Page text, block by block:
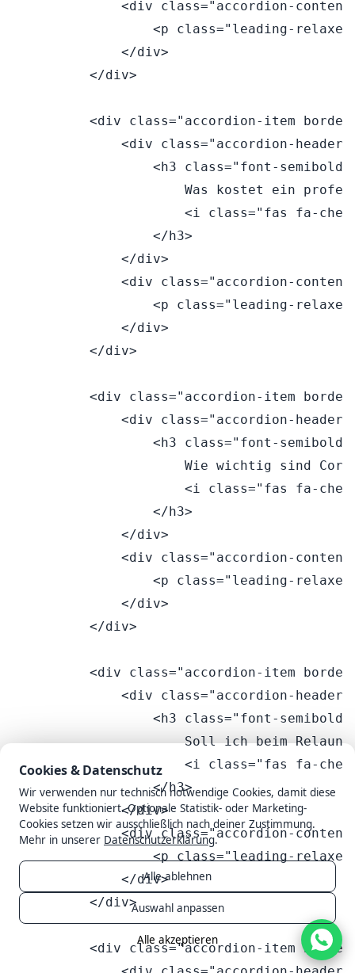
Cookies & Datenschutz
Wir verwenden nur technisch notwendige Cookies, damit diese
Website funktioniert. Optionale Statistik- oder Marketing-
Cookies setzen wir ausschließlich nach deiner Zustimmung.
Mehr in unserer Datenschutzerklärung.
Alle ablehnen
Auswahl anpassen
Alle akzeptieren